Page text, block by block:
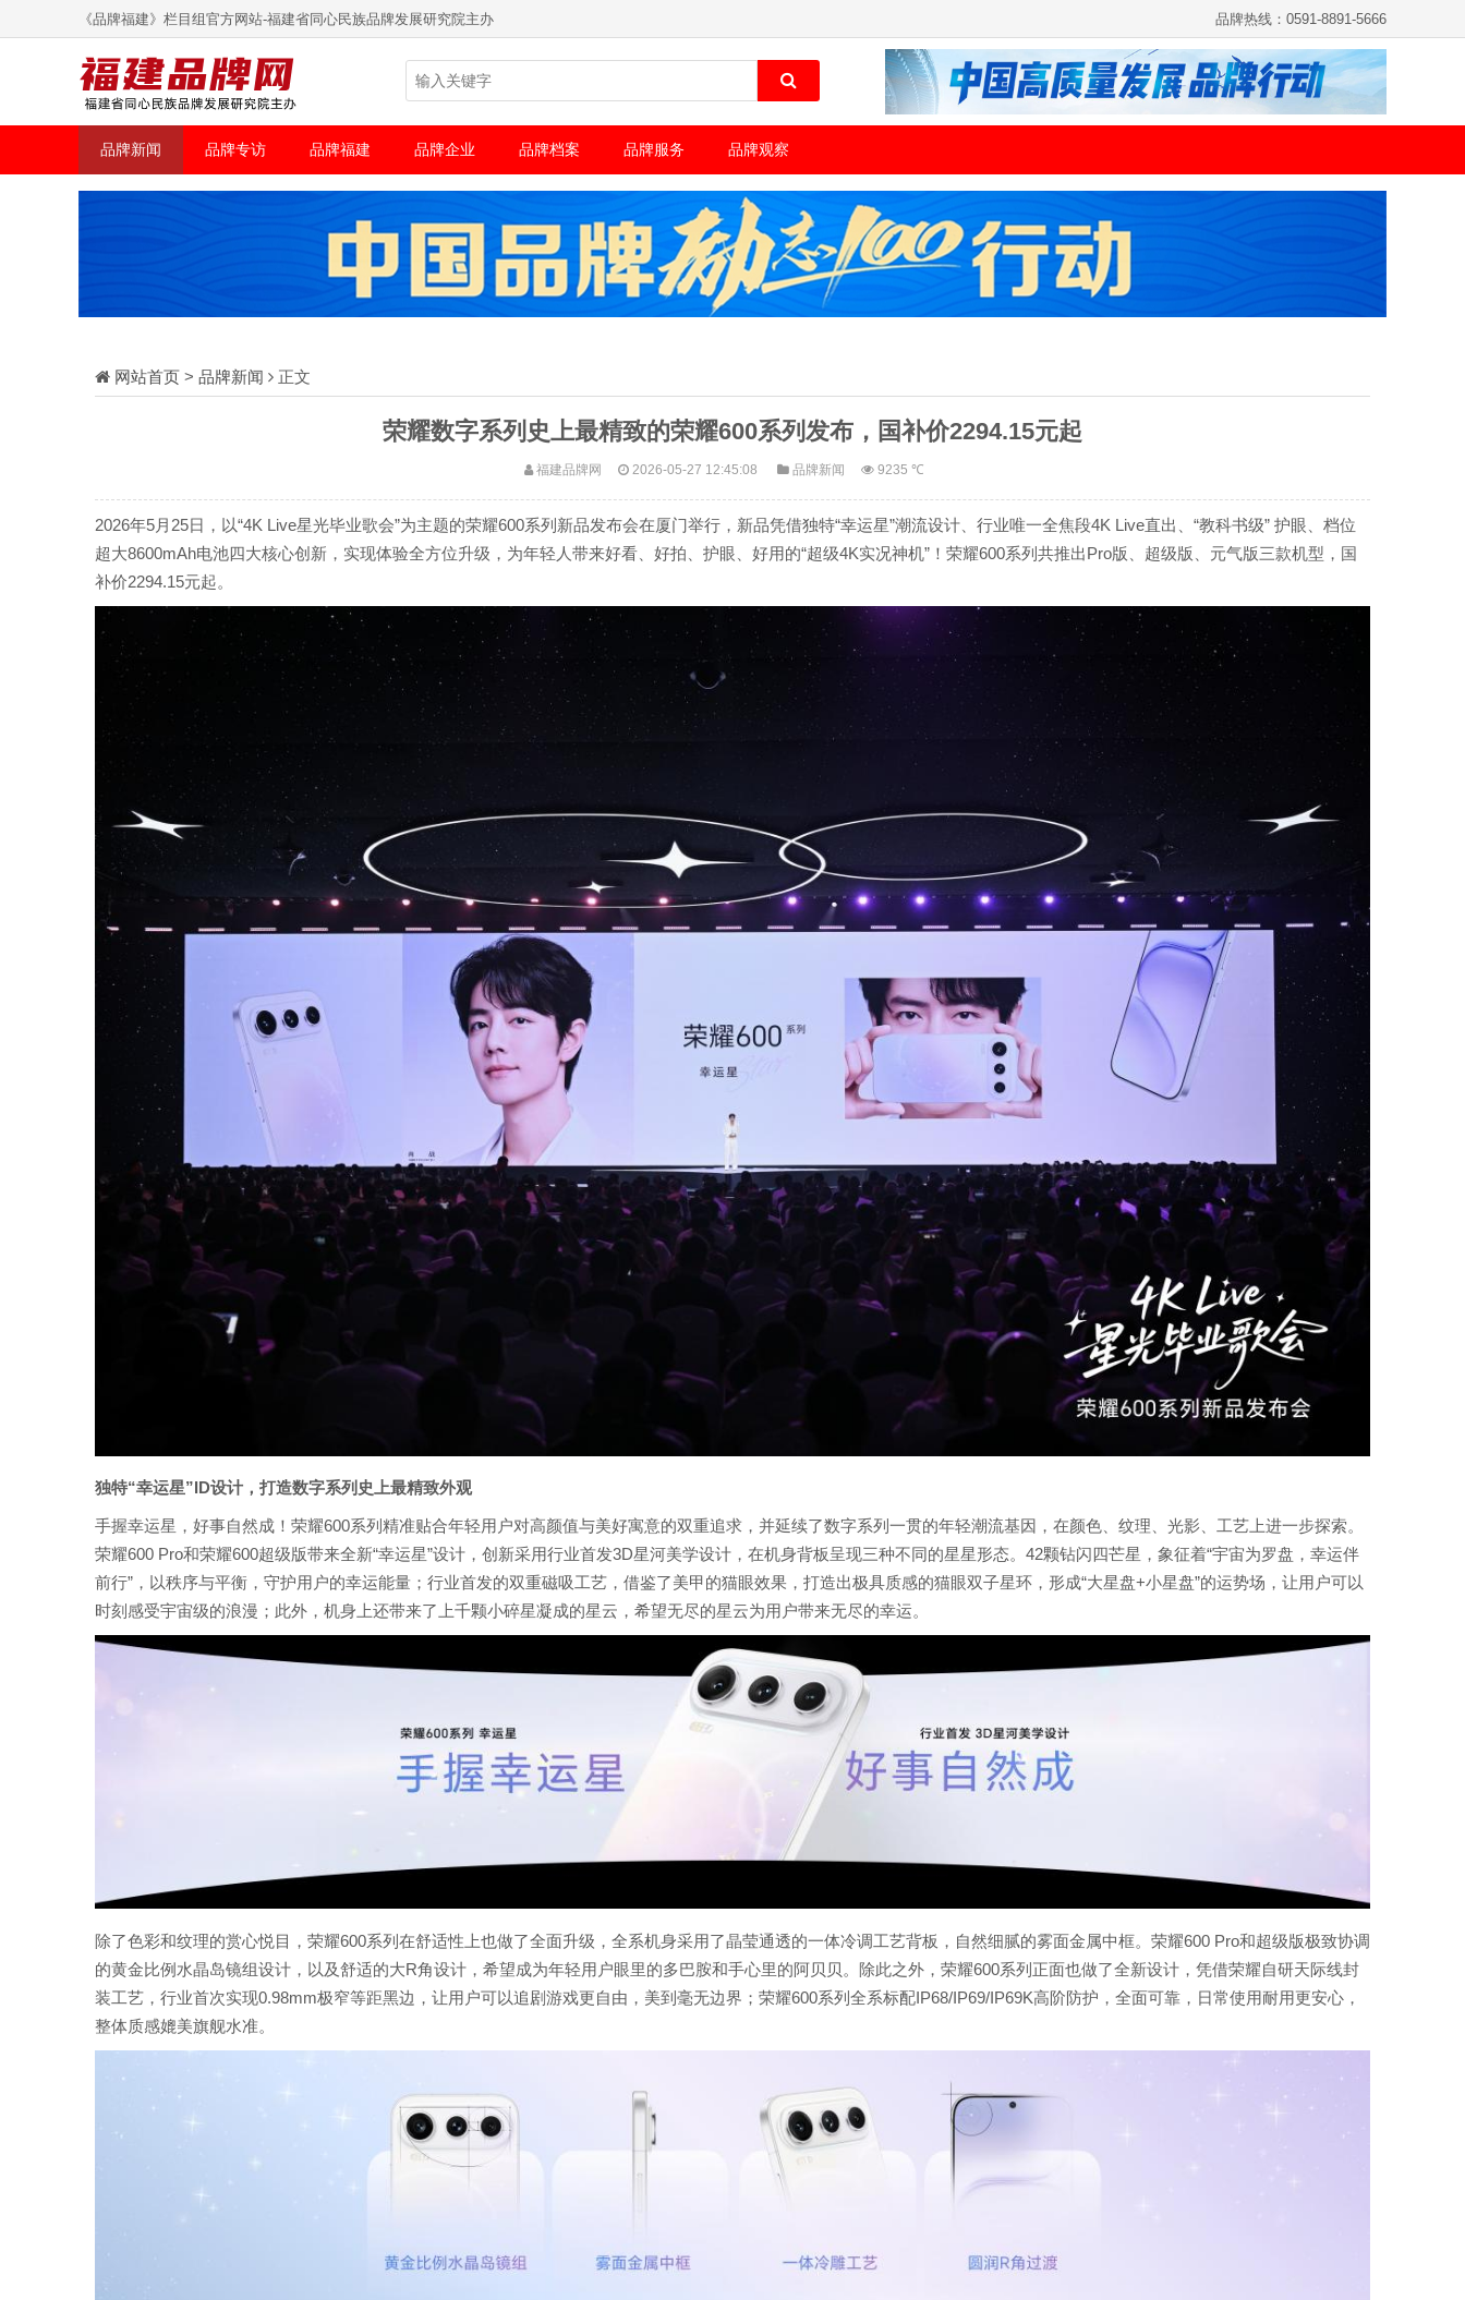
《品牌福建》栏目组官方网站-福建省同心民族品牌发展研究院主办 品牌热线：0591-8891-5666
品牌新闻 品牌专访 品牌福建 品牌企业 品牌档案 品牌服务 品牌观察
网站首页 > 品牌新闻 正文
荣耀数字系列史上最精致的荣耀600系列发布，国补价2294.15元起
福建品牌网 2026-05-27 12:45:08 品牌新闻 9235 ℃
2026年5月25日，以“4K Live星光毕业歌会”为主题的荣耀600系列新品发布会在厦门举行，新品凭借独特“幸运星”潮流设计、行业唯一全焦段4K Live直出、“教科书级” 护眼、档位
超大8600mAh电池四大核心创新，实现体验全方位升级，为年轻人带来好看、好拍、护眼、好用的“超级4K实况神机”！荣耀600系列共推出Pro版、超级版、元气版三款机型，国
补价2294.15元起。
独特“幸运星”ID设计，打造数字系列史上最精致外观
手握幸运星，好事自然成！荣耀600系列精准贴合年轻用户对高颜值与美好寓意的双重追求，并延续了数字系列一贯的年轻潮流基因，在颜色、纹理、光影、工艺上进一步探索。
荣耀600 Pro和荣耀600超级版带来全新“幸运星”设计，创新采用行业首发3D星河美学设计，在机身背板呈现三种不同的星星形态。42颗钻闪四芒星，象征着“宇宙为罗盘，幸运伴
前行”，以秩序与平衡，守护用户的幸运能量；行业首发的双重磁吸工艺，借鉴了美甲的猫眼效果，打造出极具质感的猫眼双子星环，形成“大星盘+小星盘”的运势场，让用户可以
时刻感受宇宙级的浪漫；此外，机身上还带来了上千颗小碎星凝成的星云，希望无尽的星云为用户带来无尽的幸运。
除了色彩和纹理的赏心悦目，荣耀600系列在舒适性上也做了全面升级，全系机身采用了晶莹通透的一体冷调工艺背板，自然细腻的雾面金属中框。荣耀600 Pro和超级版极致协调
的黄金比例水晶岛镜组设计，以及舒适的大R角设计，希望成为年轻用户眼里的多巴胺和手心里的阿贝贝。除此之外，荣耀600系列正面也做了全新设计，凭借荣耀自研天际线封
装工艺，行业首次实现0.98mm极窄等距黑边，让用户可以追剧游戏更自由，美到毫无边界；荣耀600系列全系标配IP68/IP69/IP69K高阶防护，全面可靠，日常使用耐用更安心，
整体质感媲美旗舰水准。